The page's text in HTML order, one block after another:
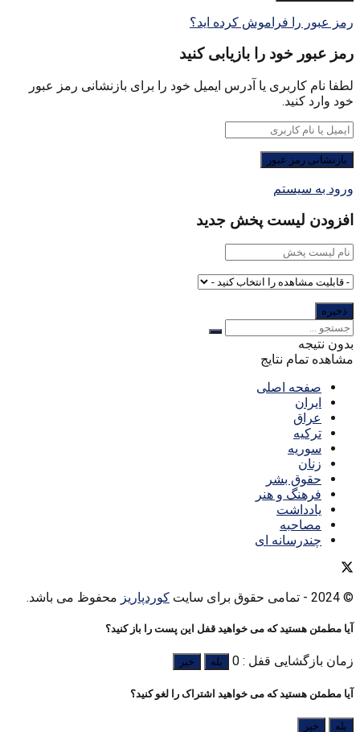
رمز عبور را فراموش کرده اید؟
رمز عبور خود را بازیابی کنید
لطفا نام کاربری یا آدرس ایمیل خود را برای بازنشانی رمز عبور
خود وارد کنید.
ورود به سیستم
افزودن لیست پخش جدید
بدون نتیجه
مشاهده تمام نتایج
صفحه اصلی
ایران
عراق
ترکیه
سوریه
زنان
حقوق بشر
فرهنگ و هنر
یادداشت
مصاحبه
چندرسانه ای
© 2024 - تمامی حقوق برای سایت کوردپاریز محفوظ می باشد.
آیا مطمئن هستید که می خواهید قفل این پست را باز کنید؟
زمان بازگشایی قفل : 0 بله خیر
آیا مطمئن هستید که می خواهید اشتراک را لغو کنید؟
بله خیر